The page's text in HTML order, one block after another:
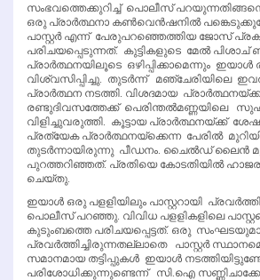
സംഭവത്തെക്കുറിച്ച് പൊലീസ്
ഒരു പ്രാര്‍ത്ഥനാ കണ്‍വെന്‍ഷനില്‍
പാസ്റ്റര്‍ എന്ന് പേരുപറഞ്ഞെത്തിയ ജോസ്
പരിചയപ്പെടുന്നത്. കുട്ടികളുടെ മേല്‍
പ്രാര്‍ത്ഥനയിലൂടെ ഒഴിപ്പിക്കാമെന്നും ഇയാള്‍
വിശ്വസിപ്പിച്ചു. തുടര്‍ന്ന് മഞ്ചേരിയിലെ
പ്രാര്‍ത്ഥന നടത്തി. വിശദമായ
രണ്ടുദിവസത്തേക്ക് പെരിന്തല്‍മണ്ണയിലെ
വിളിച്ചുവരുത്തി. കൂട്ടായ പ്രാര്‍ത്ഥനയ്ക്ക്
പ്രത്യേക പ്രാര്‍ത്ഥനയ്‌ക്കെന്ന പേരില്‍
തുടര്‍ന്നായിരുന്നു പീഡനം. ചൈല്‍ഡ് ലൈന്‍
പുറത്തറിഞ്ഞത്. പ്രതിയെ കോടതിയില്‍
ചെയ്തു.
ഇയാള്‍ ഒരു പളളിയിലും പാസ്റ്ററായി
പൊലീസ് പറഞ്ഞു. വിവിധ പളളികളിലെ
കുടുംബത്തെ പരിചയപ്പെട്ടത്. ഒരു
പ്രവര്‍ത്തിച്ചിരുന്നതല്ലാതെ പാസ്റ്റര്‍
സമാനമായ തട്ടിപ്പുകള്‍ ഇയാള്‍
പരിശോധിക്കുന്നുണ്ടെന്ന് സി.ഐ